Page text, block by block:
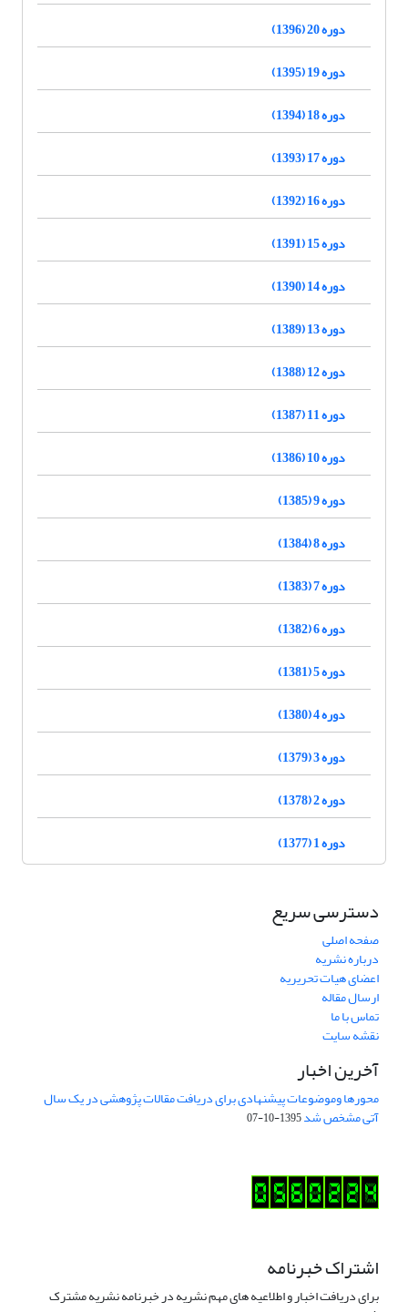
دوره 20 (1396)
دوره 19 (1395)
دوره 18 (1394)
دوره 17 (1393)
دوره 16 (1392)
دوره 15 (1391)
دوره 14 (1390)
دوره 13 (1389)
دوره 12 (1388)
دوره 11 (1387)
دوره 10 (1386)
دوره 9 (1385)
دوره 8 (1384)
دوره 7 (1383)
دوره 6 (1382)
دوره 5 (1381)
دوره 4 (1380)
دوره 3 (1379)
دوره 2 (1378)
دوره 1 (1377)
دسترسی سریع
صفحه اصلی
درباره نشریه
اعضای هیات تحریریه
ارسال مقاله
تماس با ما
نقشه سایت
آخرین اخبار
محورها وموضوعات پیشنهادی برای دریافت مقالات پژوهشی در یک سال
آتی مشخص شد1395-10-07
اشتراک خبرنامه
برای دریافت اخبار و اطلاعیه های مهم نشریه در خبرنامه نشریه مشترک